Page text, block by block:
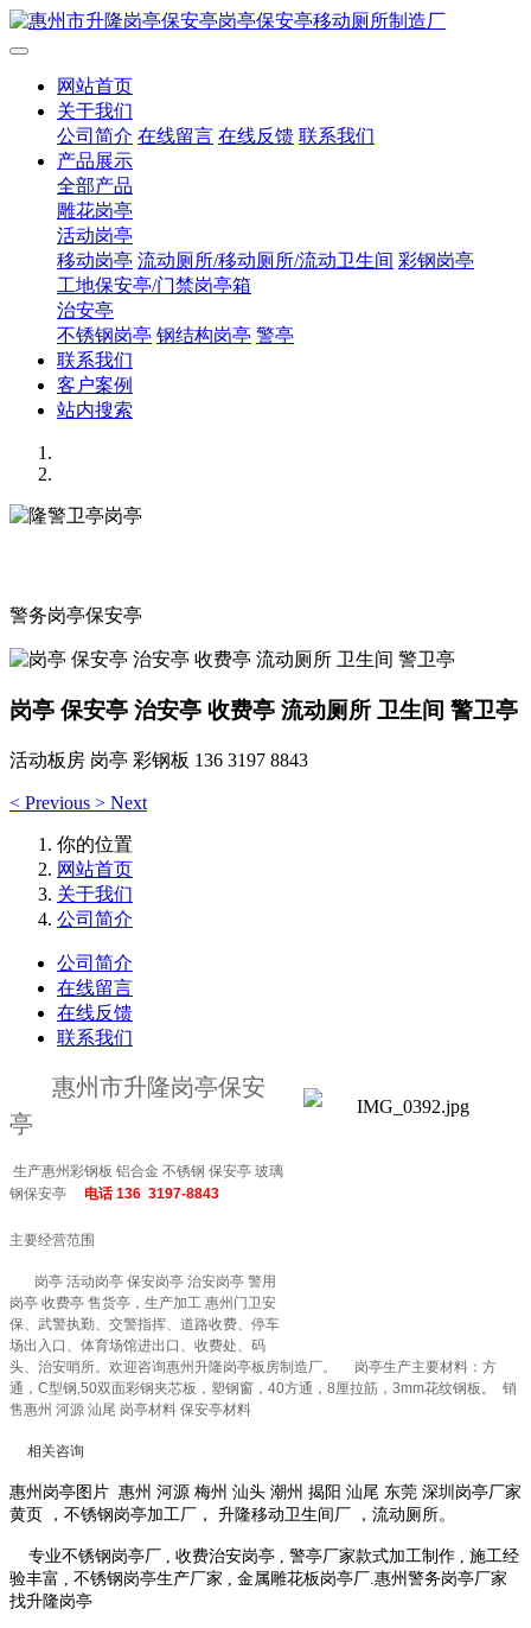
网站首页
关于我们
公司简介 在线留言 在线反馈 联系我们
产品展示
全部产品
雕花岗亭
活动岗亭
移动岗亭 流动厕所/移动厕所/流动卫生间 彩钢岗亭
工地保安亭/门禁岗亭箱
治安亭
不锈钢岗亭 钢结构岗亭 警亭
联系我们
客户案例
站内搜索
警务岗亭保安亭
岗亭 保安亭 治安亭 收费亭 流动厕所 卫生间 警卫亭
活动板房 岗亭 彩钢板 136 3197 8843
< Previous > Next
你的位置
网站首页
关于我们
公司简介
公司简介
在线留言
在线反馈
联系我们
惠州市升隆岗亭保安
亭
生产惠州彩钢板 铝合金 不锈钢 保安亭 玻璃
钢保安亭 电话 136 3197-8843
主要经营范围
岗亭 活动岗亭 保安岗亭 治安岗亭 警用
岗亭 收费亭 售货亭，生产加工 惠州门卫安
保、武警执勤、交警指挥、道路收费、停车
场出入口、体育场馆进出口、收费处、码
头、治安哨所。欢迎咨询惠州升隆岗亭板房制造厂。 岗亭生产主要材料：方
通，C型钢,50双面彩钢夹芯板，塑钢窗，40方通，8厘拉筋，3mm花纹钢板。 销
售惠州 河源 汕尾 岗亭材料 保安亭材料
相关咨询
惠州岗亭图片 惠州 河源 梅州 汕头 潮州 揭阳 汕尾 东莞 深圳岗亭厂家
黄页 ，不锈钢岗亭加工厂， 升隆移动卫生间厂 ，流动厕所。
专业不锈钢岗亭厂 , 收费治安岗亭 , 警亭厂家款式加工制作 , 施工经
验丰富 , 不锈钢岗亭生产厂家 , 金属雕花板岗亭厂.惠州警务岗亭厂家
找升隆岗亭